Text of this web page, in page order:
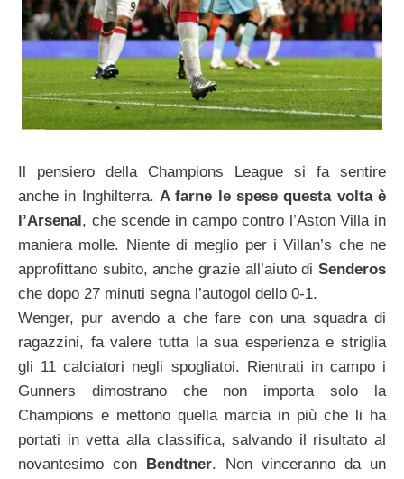
Il pensiero della Champions League si fa sentire
anche in Inghilterra. A farne le spese questa volta è
l’Arsenal , che scende in campo contro l’Aston Villa in
maniera molle. Niente di meglio per i Villan’s che ne
approfittano subito, anche grazie all’aiuto di Senderos
che dopo 27 minuti segna l’autogol dello 0-1.
Wenger, pur avendo a che fare con una squadra di
ragazzini, fa valere tutta la sua esperienza e striglia
gli 11 calciatori negli spogliatoi. Rientrati in campo i
Gunners dimostrano che non importa solo la
Champions e mettono quella marcia in più che li ha
portati in vetta alla classifica, salvando il risultato al
novantesimo con
Bendtner. Non vinceranno da un